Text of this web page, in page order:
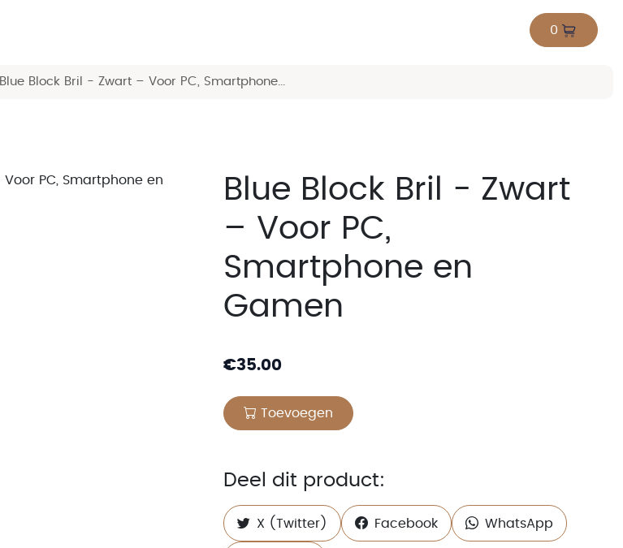
0
Blue Block Bril - Zwart – Voor PC, Smartphone...
Blue Block Bril - Zwart
– Voor PC,
Smartphone en
Gamen
€35.00
Toevoegen
Deel dit product:
X (Twitter) Facebook WhatsApp